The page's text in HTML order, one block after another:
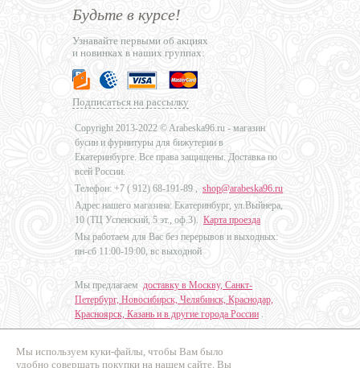
Мы используем куки-файлы, чтобы Вам было
удобно совершать покупки на нашем сайте. Вы
Будьте в курсе!
Узнавайте первыми об акциях
и новинках в наших группах:
Подписаться на рассылку
Copyright 2013-2022 © Arabeska96.ru - магазин
бусин и фурнитуры для бижутерии в
Екатеринбурге. Все права защищены. Доставка по
всей России.
Телефон: +7 ( 912) 68-191-89 , shop@arabeska96.ru
Адрес нашего магазина: Екатеринбург, ул.Выйнера,
10 (ТЦ Успенский, 5 эт., оф.3). Карта проезда
Мы работаем для Вас без перерывов и выходных:
пн-сб 11:00-19:00, вс выходной
Мы предлагаем доставку в Москву, Санкт-
Петербург, Новосибирск, Челябинск, Краснодар,
Красноярск, Казань и в другие города России .
Дизайн - Наталья Мальцева